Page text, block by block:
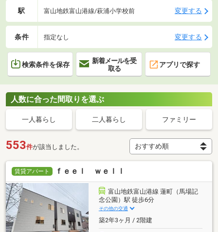
駅 富山地鉄富山港線/萩浦小学校前 変更する
条件 指定なし 変更する
検索条件を保存
新着メールを受
取る
アプリで探す
人数に合った間取りを選ぶ
一人暮らし 二人暮らし ファミリー
553件が該当しました。
賃貸アパート ｆｅｅｌ ｗｅｌｌ
富山地鉄富山港線 蓮町（馬場記
念公園）駅 徒歩6分
その他の交通
築2年3ヶ月 / 2階建